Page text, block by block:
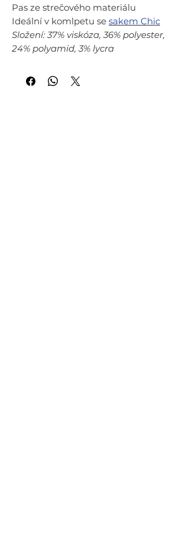
Pas ze strečového materiálu
Ideální v komlpetu se sakem Chic
Složení: 37% viskóza, 36% polyester,
24% polyamid, 3% lycra